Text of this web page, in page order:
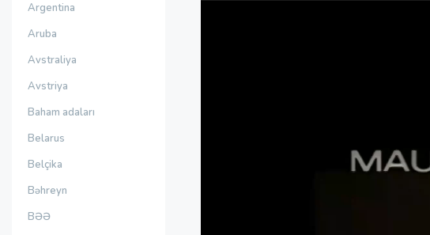
Argentina
Aruba
Avstraliya
Avstriya
Baham adaları
Belarus
Belçika
Bəhreyn
BƏƏ